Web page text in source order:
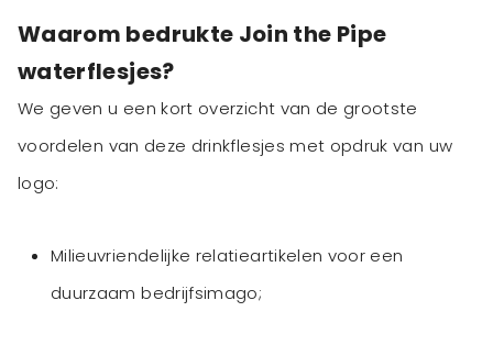
Waarom bedrukte Join the Pipe
waterflesjes?
We geven u een kort overzicht van de grootste
voordelen van deze drinkflesjes met opdruk van uw
logo:
Milieuvriendelijke relatieartikelen voor een
duurzaam bedrijfsimago;